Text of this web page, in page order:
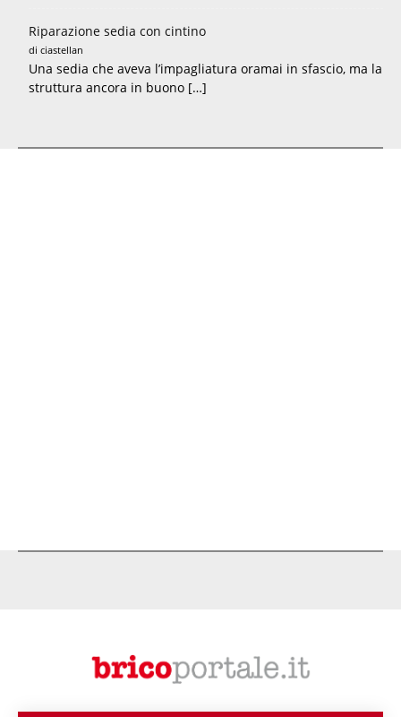
Riparazione sedia con cintino
di ciastellan
Una sedia che aveva l’impagliatura oramai in sfascio, ma la
struttura ancora in buono […]